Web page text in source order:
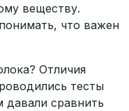
веществу.
что важен
Отличия
тесты
давали сравнить